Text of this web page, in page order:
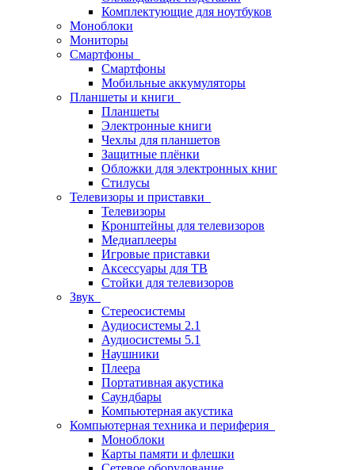
Комплектующие для ноутбуков
Моноблоки
Мониторы
Смартфоны
Смартфоны
Мобильные аккумуляторы
Планшеты и книги
Планшеты
Электронные книги
Чехлы для планшетов
Защитные плёнки
Обложки для электронных книг
Стилусы
Телевизоры и приставки
Телевизоры
Кронштейны для телевизоров
Медиаплееры
Игровые приставки
Аксессуары для ТВ
Стойки для телевизоров
Звук
Стереосистемы
Аудиосистемы 2.1
Аудиосистемы 5.1
Наушники
Плеера
Портативная акустика
Саундбары
Компьютерная акустика
Компьютерная техника и периферия
Моноблоки
Карты памяти и флешки